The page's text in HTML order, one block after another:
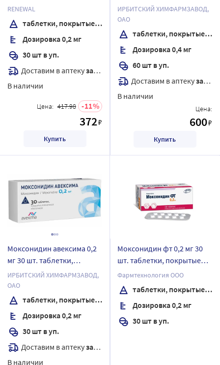
покрытые пленочной
оболочкой
RENEWAL
таблетки, покрытые пленочной оболочкой
Дозировка 0,2 мг
30 шт в уп.
Доставим в аптекузавтра
В наличии
Цена: 417.98 11
372₽
Купить
покрытые пленочной
оболочкой
ИРБИТСКИЙ ХИМФАРМЗАВОД,
ОАО
таблетки, покрытые пленочной оболочкой
Дозировка 0,4 мг
60 шт в уп.
Доставим в аптекузавтра
В наличии
Цена:
600₽
Купить
Моксонидин авексима 0,2
мг 30 шт. таблетки,
покрытые пленочной
оболочкой
ИРБИТСКИЙ ХИМФАРМЗАВОД,
ОАО
таблетки, покрытые пленочной оболочкой
Дозировка 0,2 мг
30 шт в уп.
Доставим в аптекузавтра
В наличии
Моксонидин фт 0,2 мг 30
шт. таблетки, покрытые
пленочной оболочкой
Фармтехнология ООО
таблетки, покрытые пленочной оболочкой
Дозировка 0,2 мг
30 шт в уп.